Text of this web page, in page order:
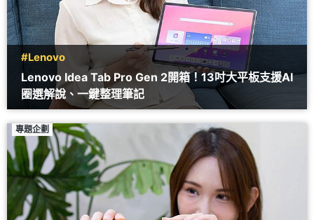
#Lenovo
Lenovo Idea Tab Pro Gen 2開箱！13吋大平板支援AI
圈選解說、一鍵整理筆記
專題企劃